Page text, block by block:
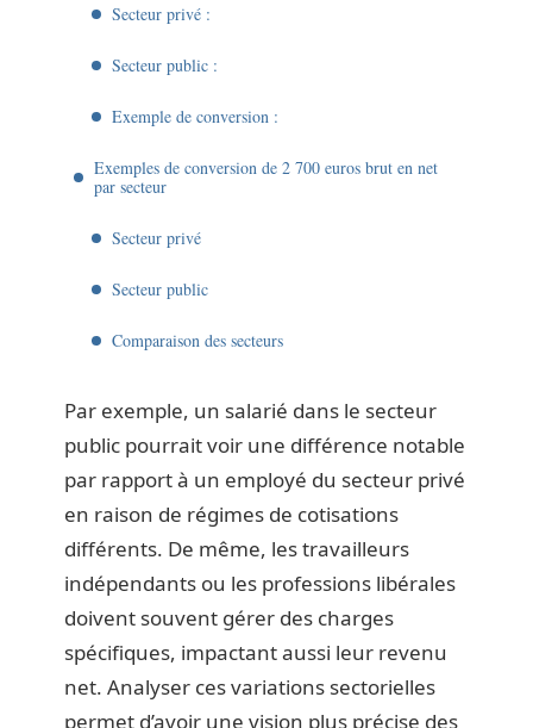
Secteur privé :
Secteur public :
Exemple de conversion :
Exemples de conversion de 2 700 euros brut en net
par secteur
Secteur privé
Secteur public
Comparaison des secteurs
Par exemple, un salarié dans le secteur
public pourrait voir une différence notable
par rapport à un employé du secteur privé
en raison de régimes de cotisations
différents. De même, les travailleurs
indépendants ou les professions libérales
doivent souvent gérer des charges
spécifiques, impactant aussi leur revenu
net. Analyser ces variations sectorielles
permet d’avoir une vision plus précise des